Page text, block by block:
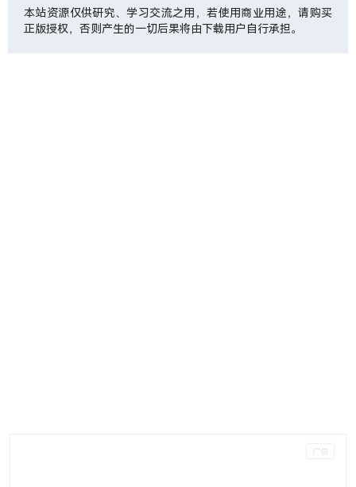
本站资源仅供研究、学习交流之用，若使用商业用途，请购买
正版授权，否则产生的一切后果将由下载用户自行承担。